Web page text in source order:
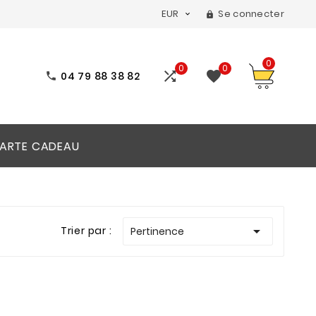
EUR   Se connecter
 04 79 88 38 82 0 0 0
CADEAU
Trier par : Pertinence 